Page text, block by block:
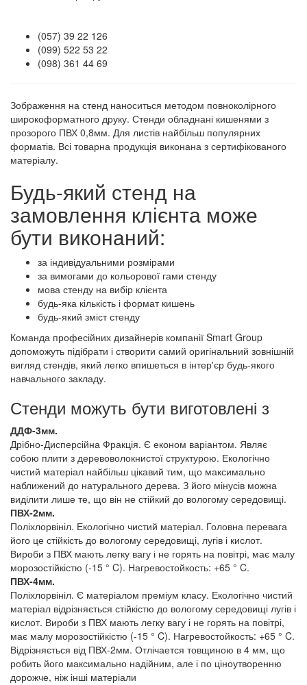
(057) 39 22 126
(099) 522 53 22
(098) 361 44 69
Зображення на стенд наноситься методом повноколірного
широкоформатного друку. Стенди обладнані кишенями з
прозорого ПВХ 0,8мм. Для листів найбільш популярних
форматів. Всі товарна продукція виконана з сертифікованого
матеріалу.
Будь-який стенд на
замовлення клієнта може
бути виконаний:
за індивідуальними розмірами
за вимогами до кольорової гами стенду
мова стенду на вибір клієнта
будь-яка кількість і формат кишень
будь-який зміст стенду
Команда професійних дизайнерів компанії Smart Group
допоможуть підібрати і створити самий оригінальний зовнішній
вигляд стендів, який легко впишеться в інтер'єр будь-якого
навчального закладу.
Стенди можуть бути виготовлені з
ДДФ-3мм.
Дрібно-Дисперсійна Фракція. Є економ варіантом. Являє
собою плити з деревоволокнистої структурою. Екологічно
чистий матеріал найбільш цікавий тим, що максимально
наближений до натурального дерева. З його мінусів можна
виділити лише те, що він не стійкий до вологому середовищі.
ПВХ-2мм.
Поліхлорвініл. Екологічно чистий матеріал. Головна перевага
його це стійкість до вологому середовищі, лугів і кислот.
Вироби з ПВХ мають легку вагу і не горять на повітрі, має малу
морозостійкістю (-15 ° C). Нагревостойкость: +65 ° C.
ПВХ-4мм.
Поліхлорвініл. Є матеріалом преміум класу. Екологічно чистий
матеріал відрізняється стійкістю до вологому середовищі лугів і
кислот. Вироби з ПВХ мають легку вагу і не горять на повітрі,
має малу морозостійкістю (-15 ° C). Нагревостойкость: +65 ° C.
Відрізняється від ПВХ-2мм. Отлічается товщиною в 4 мм, що
робить його максимально надійним, але і по ціноутворенню
дорожче, ніж інші матеріали